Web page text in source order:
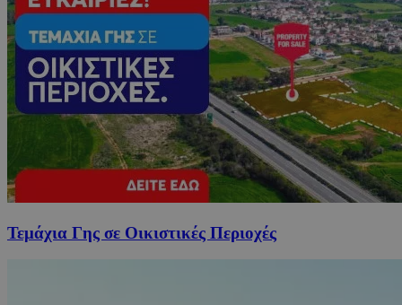
Τεμάχια Γης σε Οικιστικές Περιοχές